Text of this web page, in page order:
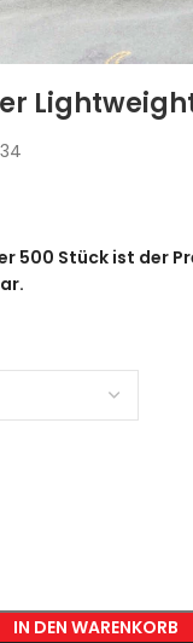
klicken
500 Stück ist der
IN DEN WARENKORB